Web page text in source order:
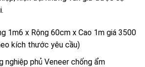
1m6 x Rộng 60cm x Cao 1m giá 3500
kích thước yêu cầu)
nghiệp phủ Veneer chống ẩm